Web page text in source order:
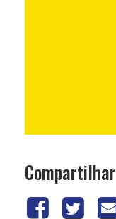
Compartilhar